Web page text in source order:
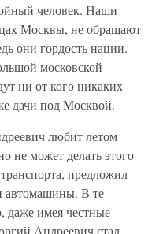
человек. Наши
Москвы, не обращают
они гордость нации.
московской
ни от кого никаких
дачи под Москвой.
любит летом
не может делать этого
предложил
автомашины. В те
даже имея честные
Андреевич стал